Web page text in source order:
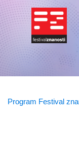
Program Festival